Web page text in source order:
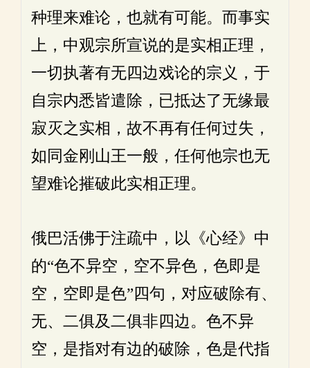
种理来难论，也就有可能。而事实
上，中观宗所宣说的是实相正理，
一切执著有无四边戏论的宗义，于
自宗内悉皆遣除，已抵达了无缘最
寂灭之实相，故不再有任何过失，
如同金刚山王一般，任何他宗也无
望难论摧破此实相正理。
俄巴活佛于注疏中，以《心经》中
的“色不异空，空不异色，色即是
空，空即是色”四句，对应破除有、
无、二俱及二俱非四边。色不异
空，是指对有边的破除，色是代指